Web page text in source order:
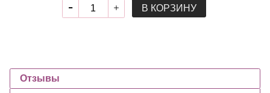
В КОРЗИНУ
Отзывы